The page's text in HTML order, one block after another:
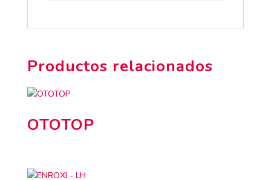
Productos relacionados
OTOTOP